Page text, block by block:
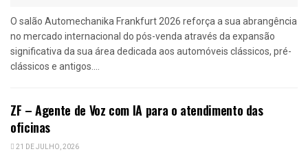
O salão Automechanika Frankfurt 2026 reforça a sua abrangência
no mercado internacional do pós-venda através da expansão
significativa da sua área dedicada aos automóveis clássicos, pré-
clássicos e antigos....
ZF – Agente de Voz com IA para o atendimento das
oficinas
21 DE JULHO, 2026